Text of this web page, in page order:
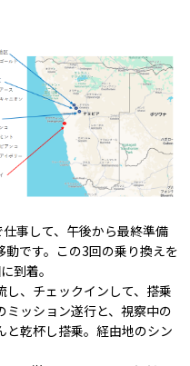
事して、午後から最終準備
です。この3回の乗り換えを
到着。
、チェックインして、搭乗
ッション遂行と、視察中の
乾杯し搭乗。経由地のシン